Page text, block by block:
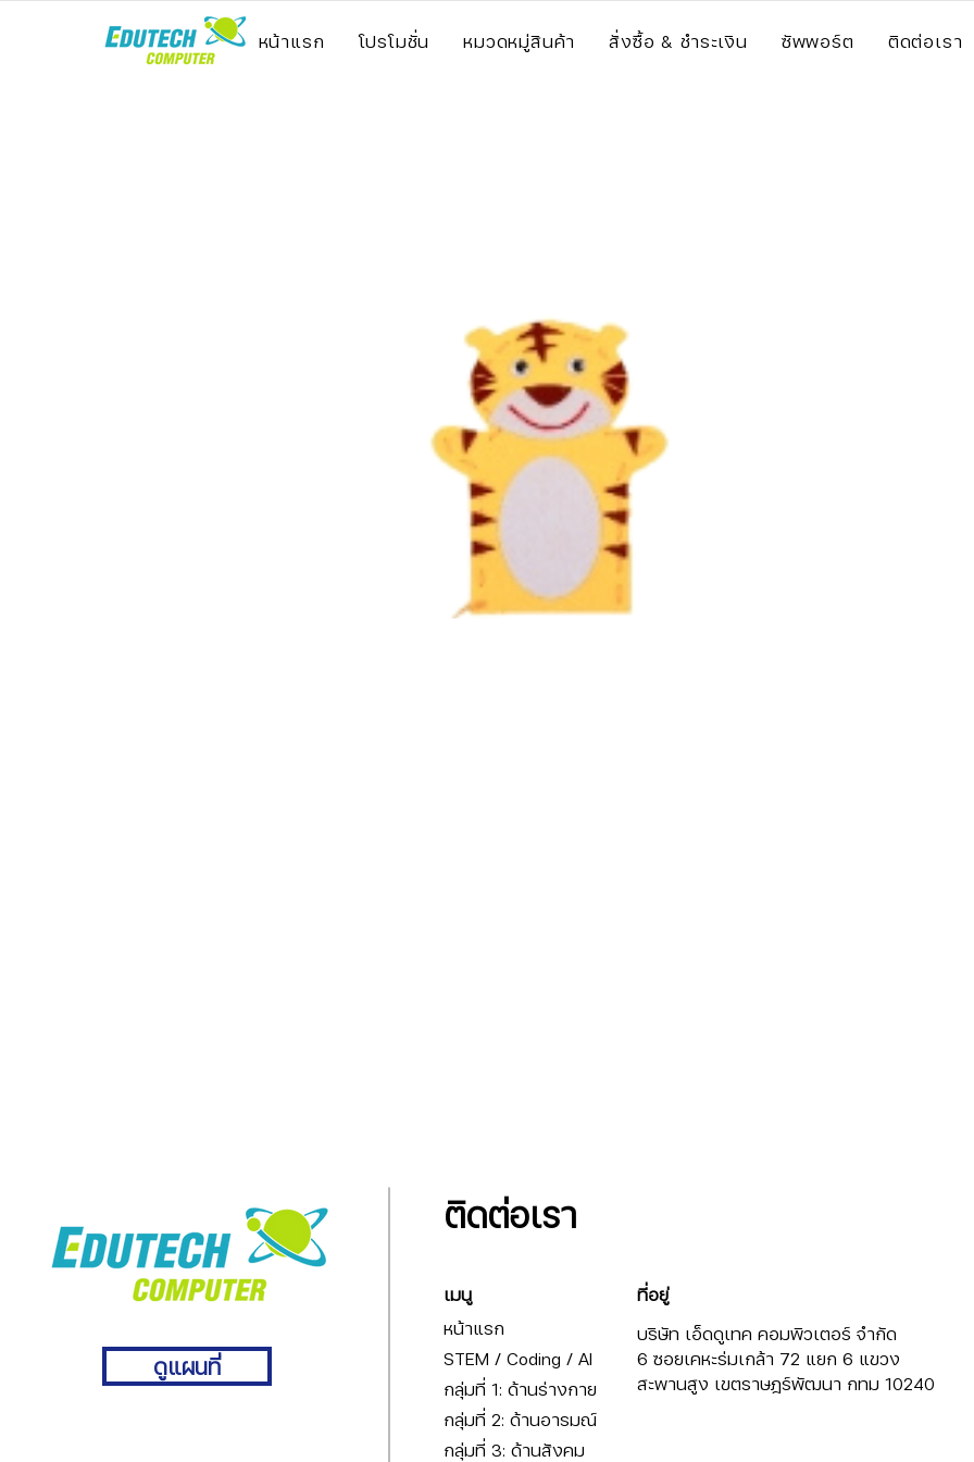
หน้าแรก โปรโมชั่น หมวดหมู่สินค้า สั่งซื้อ & ชำระเงิน ซัพพอร์ต ติดต่อเรา
ติดต่อเรา
ดูแผนที่
เมนู
หน้าแรก
STEM / Coding / AI
กลุ่มที่ 1: ด้านร่างกาย
กลุ่มที่ 2: ด้านอารมณ์
กลุ่มที่ 3: ด้านสังคม
ที่อยู่
บริษัท เอ็ดดูเทค คอมพิวเตอร์ จำกัด
6 ซอยเคหะร่มเกล้า 72 แยก 6 แขวง
สะพานสูง เขตราษฎร์พัฒนา กทม 10240